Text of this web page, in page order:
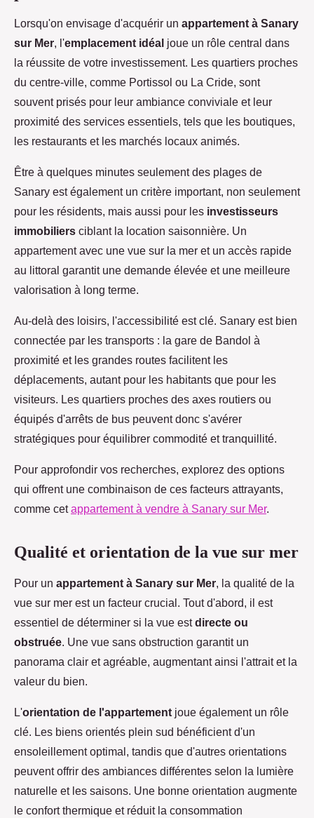
Lorsqu'on envisage d'acquérir un appartement à Sanary
sur Mer, l'emplacement idéal joue un rôle central dans
la réussite de votre investissement. Les quartiers proches
du centre-ville, comme Portissol ou La Cride, sont
souvent prisés pour leur ambiance conviviale et leur
proximité des services essentiels, tels que les boutiques,
les restaurants et les marchés locaux animés.
Être à quelques minutes seulement des plages de
Sanary est également un critère important, non seulement
pour les résidents, mais aussi pour les investisseurs
immobiliers ciblant la location saisonnière. Un
appartement avec une vue sur la mer et un accès rapide
au littoral garantit une demande élevée et une meilleure
valorisation à long terme.
Au-delà des loisirs, l'accessibilité est clé. Sanary est bien
connectée par les transports : la gare de Bandol à
proximité et les grandes routes facilitent les
déplacements, autant pour les habitants que pour les
visiteurs. Les quartiers proches des axes routiers ou
équipés d'arrêts de bus peuvent donc s'avérer
stratégiques pour équilibrer commodité et tranquillité.
Pour approfondir vos recherches, explorez des options
qui offrent une combinaison de ces facteurs attrayants,
comme cetappartement à vendre à Sanary sur Mer.
Qualité et orientation de la vue sur mer
Pour un appartement à Sanary sur Mer, la qualité de la
vue sur mer est un facteur crucial. Tout d'abord, il est
essentiel de déterminer si la vue estdirecte ou
obstruée. Une vue sans obstruction garantit un
panorama clair et agréable, augmentant ainsi l'attrait et la
valeur du bien.
L'orientation de l'appartement joue également un rôle
clé. Les biens orientés plein sud bénéficient d'un
ensoleillement optimal, tandis que d'autres orientations
peuvent offrir des ambiances différentes selon la lumière
naturelle et les saisons. Une bonne orientation augmente
le confort thermique et réduit la consommation